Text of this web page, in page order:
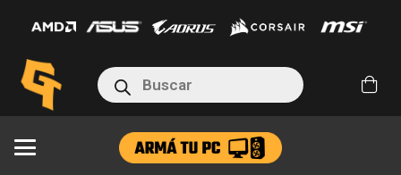
Búsqueda
de
productos
SATA
BOTON
RESET
cantidad